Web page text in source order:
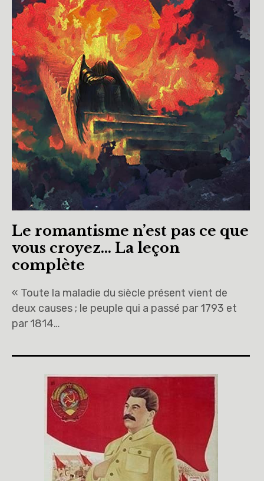
Le romantisme n’est pas ce que
vous croyez… La leçon
complète
« Toute la maladie du siècle présent vient de
deux causes ; le peuple qui a passé par 1793 et
par 1814…